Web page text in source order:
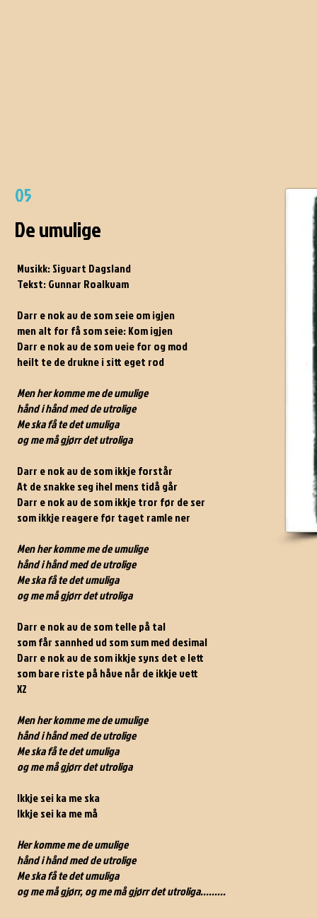
05
De umulige
Musikk: Sigvart Dagsland
Tekst: Gunnar Roalkvam
Darr e nok av de som seie om igjen
men alt for få som seie: Kom igjen
Darr e nok av de som veie for og mod
heilt te de drukne i sitt eget rod
Men her komme me de umulige
hånd i hånd med de utrolige
Me ska få te det umuliga
og me må gjørr det utroliga
Darr e nok av de som ikkje forstår
At de snakke seg ihel mens tidå går
Darr e nok av de som ikkje tror før de ser
som ikkje reagere før taget ramle ner
Men her komme me de umulige
hånd i hånd med de utrolige
Me ska få te det umuliga
og me må gjørr det utroliga
Darr e nok av de som telle på tal
som får sannhed ud som sum med desimal
Darr e nok av de som ikkje syns det e lett
som bare riste på håve når de ikkje vett
X2
Men her komme me de umulige
hånd i hånd med de utrolige
Me ska få te det umuliga
og me må gjørr det utroliga
Ikkje sei ka me ska
Ikkje sei ka me må
Her komme me de umulige
hånd i hånd med de utrolige
Me ska få te det umuliga
og me må gjørr, og me må gjørr det utroliga.........